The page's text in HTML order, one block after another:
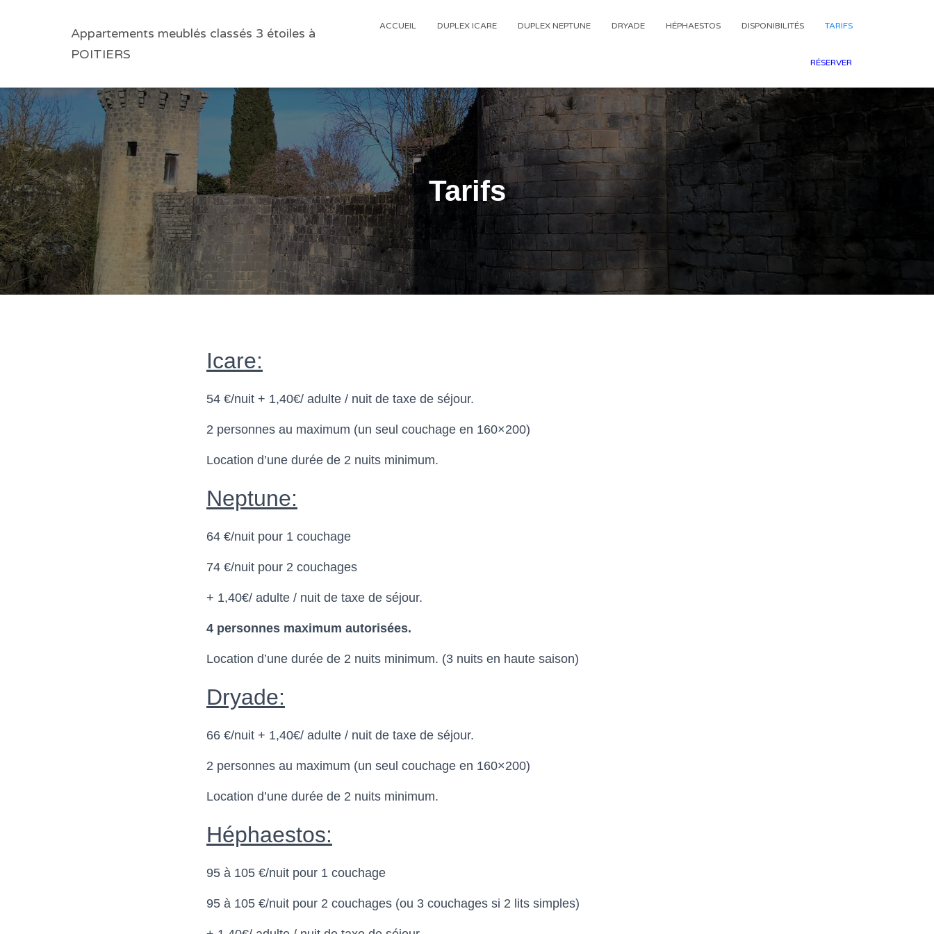
Appartements meublés classés 3 étoiles à
POITIERS
ACCUEIL DUPLEX ICARE DUPLEX NEPTUNE DRYADE HÉPHAESTOS DISPONIBILITÉS TARIFS
RÉSERVER
Tarifs
Icare:
54 €/nuit + 1,40€/ adulte / nuit de taxe de séjour.
2 personnes au maximum (un seul couchage en 160×200)
Location d’une durée de 2 nuits minimum.
Neptune:
64 €/nuit pour 1 couchage
74 €/nuit pour 2 couchages
+ 1,40€/ adulte / nuit de taxe de séjour.
4 personnes maximum autorisées.
Location d’une durée de 2 nuits minimum. (3 nuits en haute saison)
Dryade:
66 €/nuit + 1,40€/ adulte / nuit de taxe de séjour.
2 personnes au maximum (un seul couchage en 160×200)
Location d’une durée de 2 nuits minimum.
Héphaestos:
95 à 105 €/nuit pour 1 couchage
95 à 105 €/nuit pour 2 couchages (ou 3 couchages si 2 lits simples)